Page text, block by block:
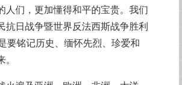
人们，更加懂得和平的宝贵。我们
抗日战争暨世界反法西斯战争胜利
要铭记历史、缅怀先烈、珍爱和